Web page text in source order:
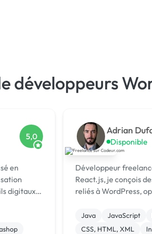
développeurs
5,0
en
digitaux,
Adrian
Disponible
Développeur
React.js, je conçois
reliés à WordPress,
MASQUÉE]
Java JavaScript
CSS, HTML, XML